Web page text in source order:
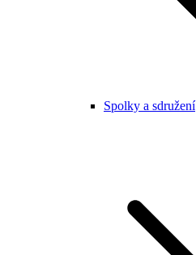
Spolky a sdružení